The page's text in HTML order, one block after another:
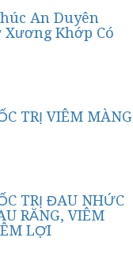
An Duyên
Xương Khớp Có
TRỊ VIÊM MÀNG
TRỊ ĐAU NHỨC
RĂNG, VIÊM
LỢI